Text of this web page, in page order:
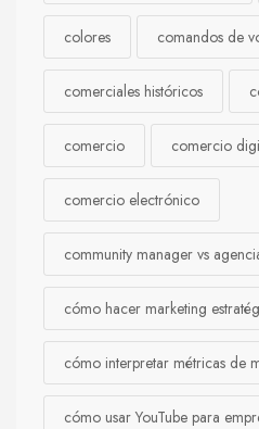
colores comandos de
comerciales históricos
comercio comercio
comercio electrónico
community manager vs
cómo hacer marketing
cómo interpretar métricas de
cómo usar YouTube para